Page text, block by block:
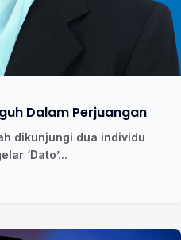
Dalam Perjuangan
dikunjungi dua individu
‘Dato’...